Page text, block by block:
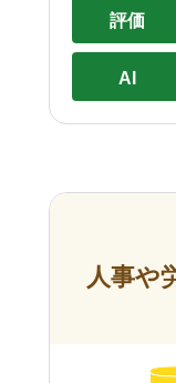
評価
AI
人事や